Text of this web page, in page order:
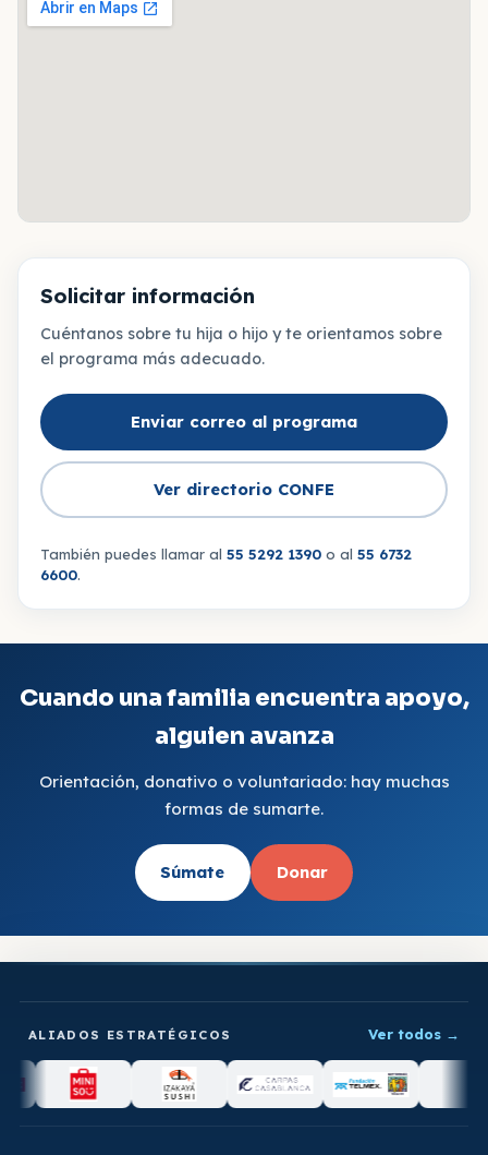
Solicitar información
Cuéntanos sobre tu hija o hijo y te orientamos sobre
el programa más adecuado.
Enviar correo al programa
Ver directorio CONFE
También puedes llamar al 55 5292 1390 o al 55 6732
6600.
Cuando una familia encuentra apoyo,
alguien avanza
Orientación, donativo o voluntariado: hay muchas
formas de sumarte.
Súmate Donar
ALIADOS ESTRATÉGICOS Ver todos →